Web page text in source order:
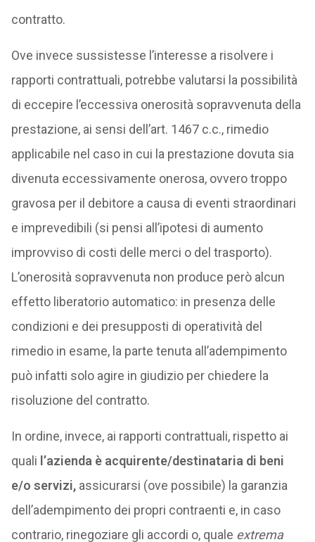
contratto.
Ove invece sussistesse l’interesse a risolvere i
rapporti contrattuali, potrebbe valutarsi la possibilità
di eccepire l’eccessiva onerosità sopravvenuta della
prestazione, ai sensi dell’art. 1467 c.c., rimedio
applicabile nel caso in cui la prestazione dovuta sia
divenuta eccessivamente onerosa, ovvero troppo
gravosa per il debitore a causa di eventi straordinari
e imprevedibili (si pensi all’ipotesi di aumento
improvviso di costi delle merci o del trasporto).
L’onerosità sopravvenuta non produce però alcun
effetto liberatorio automatico: in presenza delle
condizioni e dei presupposti di operatività del
rimedio in esame, la parte tenuta all’adempimento
può infatti solo agire in giudizio per chiedere la
risoluzione del contratto.
In ordine, invece, ai rapporti contrattuali, rispetto ai
quali l’azienda è acquirente/destinataria di beni
e/o servizi, assicurarsi (ove possibile) la garanzia
dell’adempimento dei propri contraenti e, in caso
contrario, rinegoziare gli accordi o, quale extrema